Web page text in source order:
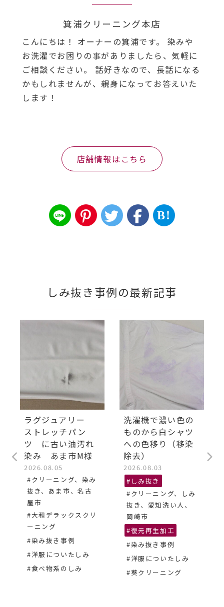
箕浦クリーニング本店
こんにちは！ オーナーの箕浦です。 染みや
お洗濯でお困りの事がありましたら、気軽に
ご相談ください。 話好きなので、長話になる
かもしれませんが、親身になってお答えいた
します！
店舗情報はこちら
B!
しみ抜き事例の最新記事
ラグジュアリー
ストレッチパン
ツ に古い油汚れ
染み あま市M様
2026.08.05
#クリーニング、染み
抜き、あま市、名古
屋市
#大和デラックスクリ
ーニング
#染み抜き事例
#洋服についたしみ
#食べ物系のしみ
洗濯機で濃い色の
ものから白シャツ
への色移り（移染
除去）
2026.08.03
#しみ抜き
#クリーニング、しみ
抜き、愛知洗い人、
岡崎市
#復元再生加工
#染み抜き事例
#洋服についたしみ
#葵クリーニング